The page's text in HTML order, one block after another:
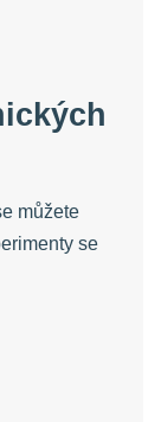
můžete
se